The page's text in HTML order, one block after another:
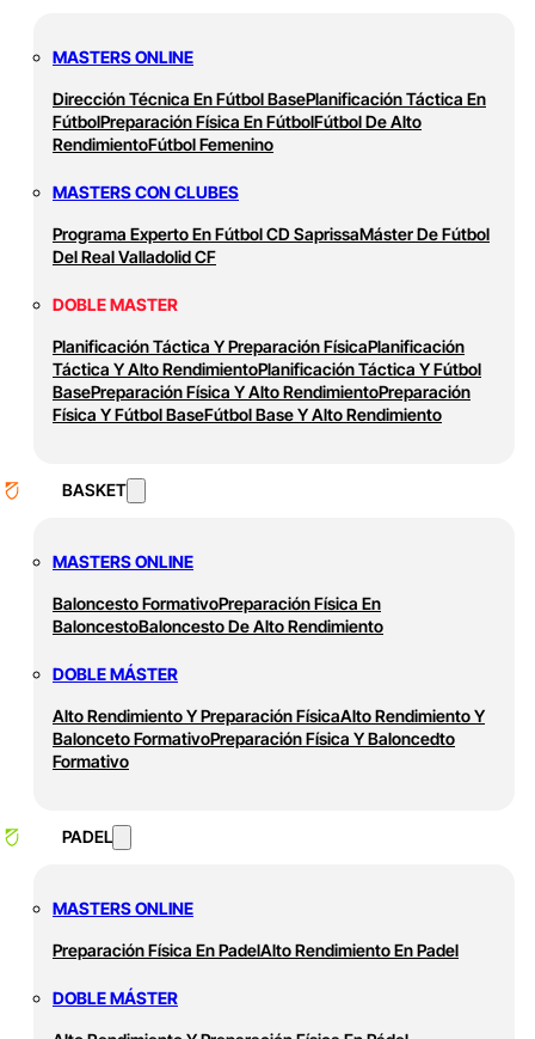
MASTERS ONLINE
Dirección Técnica En Fútbol BasePlanificación Táctica En
FútbolPreparación Física En FútbolFútbol De Alto
RendimientoFútbol Femenino
MASTERS CON CLUBES
Programa Experto En Fútbol CD SaprissaMáster De Fútbol
Del Real Valladolid CF
DOBLE MASTER
Planificación Táctica Y Preparación FísicaPlanificación
Táctica Y Alto RendimientoPlanificación Táctica Y Fútbol
BasePreparación Física Y Alto RendimientoPreparación
Física Y Fútbol BaseFútbol Base Y Alto Rendimiento
BASKET
MASTERS ONLINE
Baloncesto FormativoPreparación Física En
BaloncestoBaloncesto De Alto Rendimiento
DOBLE MÁSTER
Alto Rendimiento Y Preparación FísicaAlto Rendimiento Y
Balonceto FormativoPreparación Física Y Baloncedto
Formativo
PADEL
MASTERS ONLINE
Preparación Física En PadelAlto Rendimiento En Padel
DOBLE MÁSTER